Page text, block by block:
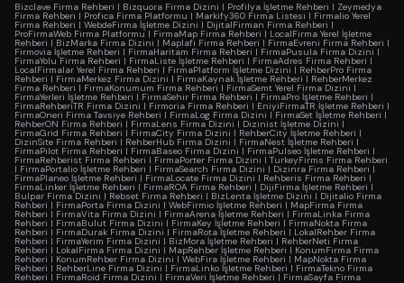
Bizclave Firma Rehberi | Bizquora Firma Dizini | Profilya İşletme Rehberi | Zeymedya
Firma Rehberi | Profica Firma Platformu | Markify360 Firma Listesi | Firmalio Yerel
Firma Rehberi | WebdeFirma İşletme Dizini | DijitalFirman Firma Rehberi |
ProFirmaWeb Firma Platformu | FirmaMap Firma Rehberi | LocalFirma Yerel İşletme
Rehberi | BizMarka Firma Dizini | Maplafi Firma Rehberi | FirmaEvreni Firma Rehberi |
Firmovia İşletme Rehberi | FirmaHaritam Firma Rehberi | FirmaPusula Firma Dizini |
FirmaYolu Firma Rehberi | FirmaListe İşletme Rehberi | FirmaAdres Firma Rehberi |
LocalFirmalar Yerel Firma Rehberi | FirmaPlatform İşletme Dizini | RehberPro Firma
Rehberi | FirmaMerkez Firma Dizini | FirmaKaynak İşletme Rehberi | RehberMerkez
Firma Rehberi | FirmaKonumum Firma Rehberi | FirmaSemt Yerel Firma Dizini |
FirmaYerleri İşletme Rehberi | FirmaSehir Firma Rehberi | FirmaPro İşletme Rehberi |
FirmaRehberiTR Firma Dizini | Firmoria Firma Rehberi | EniyiFirmaTR İşletme Rehberi |
FirmaOneri Firma Tavsiye Rehberi | FirmaLog Firma Dizini |FirmaSet İşletme Rehberi |
RehberON Firma Rehberi | FirmaLens Firma Dizini | Dizinist İşletme Dizini |
FirmaGrid Firma Rehberi | FirmaCity Firma Dizini | RehberCity İşletme Rehberi |
DizinSite Firma Rehberi | RehberHub Firma Dizini | FirmaNest İşletme Rehberi |
FirmaPilot Firma Rehberi | FirmaBaseo Firma Dizini | FirmaPulseo İşletme Rehberi |
FirmaRehberist Firma Rehberi | FirmaPorter Firma Dizini | TurkeyFirms Firma Rehberi
| FirmaPortalio İşletme Rehberi | FirmaSearch Firma Dizini | Dizinra Firma Rehberi |
FirmaPlaneo İşletme Rehberi | FirmaLocate Firma Dizini | Rehberis Firma Rehberi |
FirmaLinker İşletme Rehberi | FirmaROA Firma Rehberi | DijiFirma İşletme Rehberi |
Bulpar Firma Dizini | Rebset Firma Rehberi | BizLenta İşletme Dizini | Dijitalio Firma
Rehberi | FirmaPorta Firma Dizini | WebFirmio İşletme Rehberi | MapFirma Firma
Rehberi | FirmaVita Firma Dizini | FirmaArena İşletme Rehberi | FirmaLinka Firma
Rehberi | FirmaBulut Firma Dizini | FirmaKey İşletme Rehberi | FirmaNokta Firma
Rehberi | FirmaDurak Firma Dizini | FirmaRota İşletme Rehberi | LokalRehber Firma
Rehberi | FirmaYerim Firma Dizini | BizMora İşletme Rehberi | RehberNeti Firma
Rehberi | LokalFirma Firma Dizini | MapRehber İşletme Rehberi | KonumFirma Firma
Rehberi | KonumRehber Firma Dizini | WebFira İşletme Rehberi | MapNokta Firma
Rehberi | RehberLine Firma Dizini | FirmaLinko İşletme Rehberi | FirmaTekno Firma
Rehberi | FirmaRoid Firma Dizini | FirmaVeri İşletme Rehberi | FirmaSayfa Firma